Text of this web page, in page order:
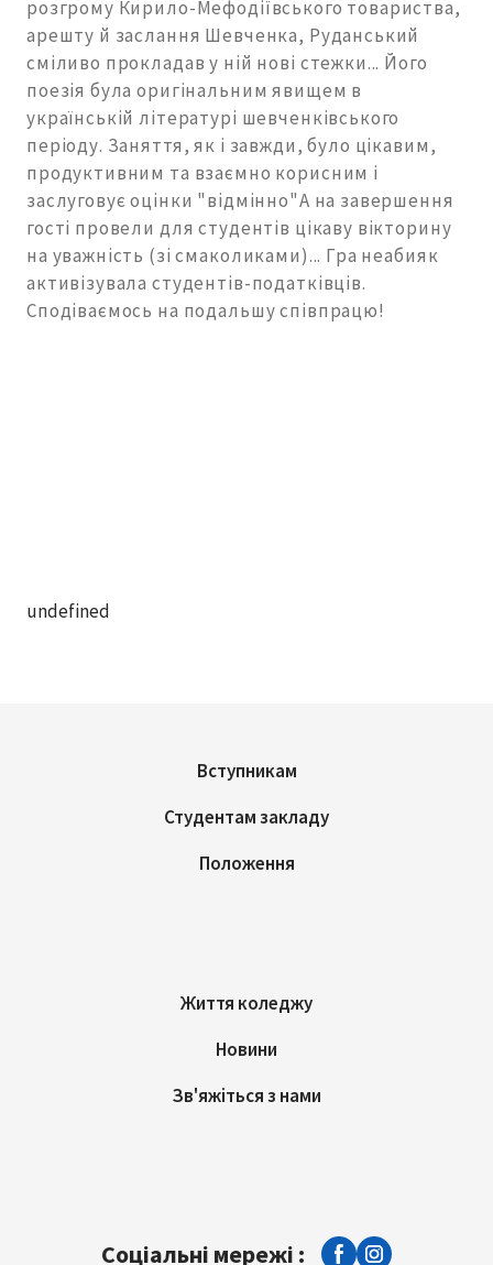
розгрому Кирило-Мефодіївського товариства,
арешту й заслання Шевченка, Руданський
сміливо прокладав у ній нові стежки... Його
поезія була оригінальним явищем в
українській літературі шевченківського
періоду. Заняття, як і завжди, було цікавим,
продуктивним та взаємно корисним і
заслуговує оцінки "відмінно"А на завершення
гості провели для студентів цікаву вікторину
на уважність (зі смаколиками)... Гра неабияк
активізувала студентів-податківців.
Сподіваємось на подальшу співпрацю!
undefined
Вступникам
Студентам закладу
Положення
Життя коледжу
Новини
Зв'яжіться з нами
Соціальні мережі :